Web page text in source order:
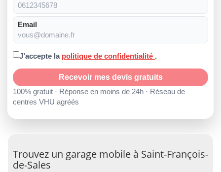
Email
J’accepte la politique de confidentialité .
Recevoir mes devis gratuits
100% gratuit · Réponse en moins de 24h · Réseau de
centres VHU agréés
Trouvez un garage mobile à Saint-François-
de-Sales